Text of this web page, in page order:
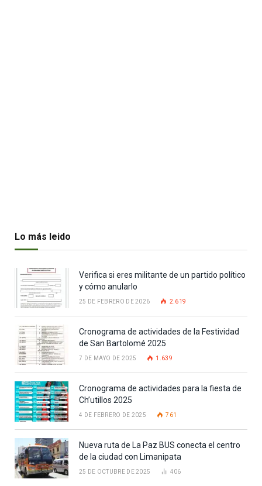
Lo más leido
Verifica si eres militante de un partido político
y cómo anularlo
25 DE FEBRERO DE 2026 2.619
Cronograma de actividades de la Festividad
de San Bartolomé 2025
7 DE MAYO DE 2025 1.639
Cronograma de actividades para la fiesta de
Ch’utillos 2025
4 DE FEBRERO DE 2025 761
Nueva ruta de La Paz BUS conecta el centro
de la ciudad con Limanipata
25 DE OCTUBRE DE 2025 406